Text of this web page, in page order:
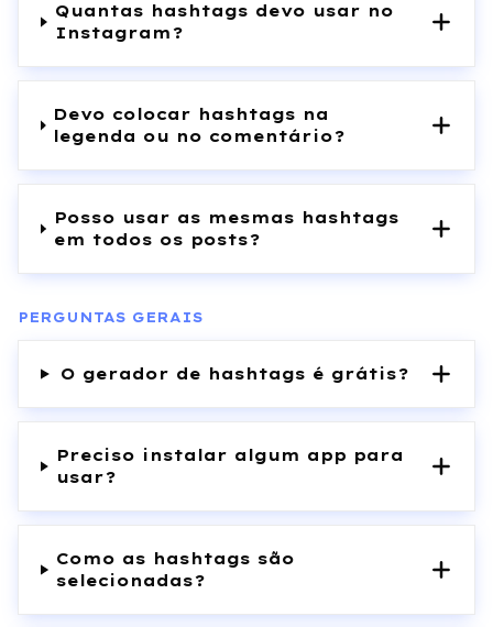
Quantas hashtags devo usar no
Instagram?
Devo colocar hashtags na
legenda ou no comentário?
Posso usar as mesmas hashtags
em todos os posts?
PERGUNTAS GERAIS
O gerador de hashtags é grátis?
Preciso instalar algum app para
usar?
Como as hashtags são
selecionadas?